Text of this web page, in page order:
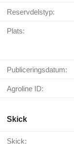
Reservdelstyp:
Plats:
Publiceringsdatum:
Agroline ID:
Skick
Skick: